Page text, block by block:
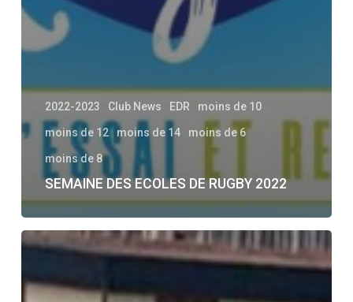
2022-2023 Club News EDR moins de 10
moins de 12 moins de 14 moins de 6
moins de 8
SEMAINE DES ECOLES DE RUGBY 2022